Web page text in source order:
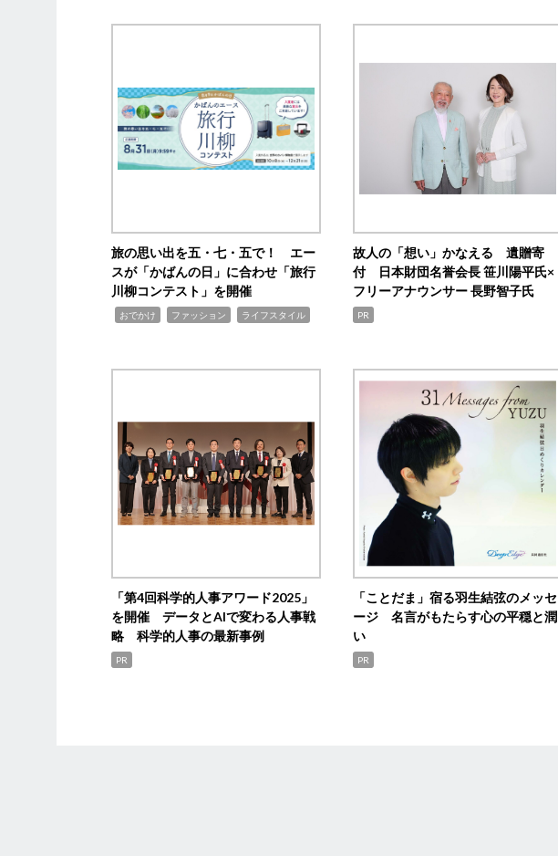
旅の思い出を五・七・五で！ エー
スが「かばんの日」に合わせ「旅行
川柳コンテスト」を開催
おでかけ ファッション ライフスタイル
故人の「想い」かなえる 遺贈寄
付 日本財団名誉会長 笹川陽平氏×
フリーアナウンサー 長野智子氏
PR
「第4回科学的人事アワード2025」
を開催 データとAIで変わる人事戦
略 科学的人事の最新事例
PR
「ことだま」宿る羽生結弦のメッセ
ージ 名言がもたらす心の平穏と潤
い
PR